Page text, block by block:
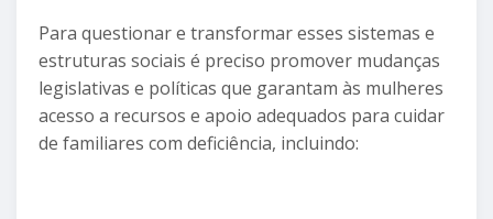
Para questionar e transformar esses sistemas e
estruturas sociais é preciso promover mudanças
legislativas e políticas que garantam às mulheres
acesso a recursos e apoio adequados para cuidar
de familiares com deficiência, incluindo: